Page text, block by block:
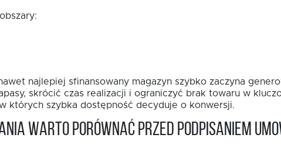
najlepiej sfinansowany magazyn szybko zaczyna
skrócić czas realizacji i ograniczyć brak towaru w
których szybka dostępność decyduje o konwersji.
warto porównać przed podpisaniem